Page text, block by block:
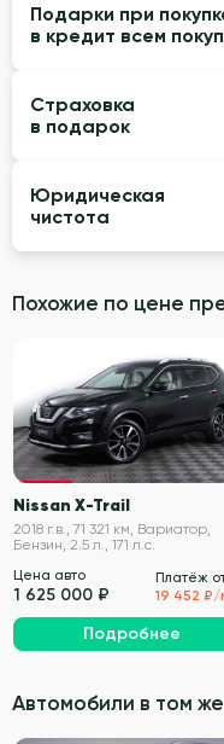
Подарки при
в кредит всем
Страховка
в подарок
Юридическая
чистота
Похожие по цене
VIN
Nissan X-Trail
2018 г.в., 71 321 км, Вариатор,
Бензин, 2.5 л., 171 л.с.
Цена авто
1 625 000 ₽
Платёж
19 452 ₽/
Подробнее
Автомобили в том